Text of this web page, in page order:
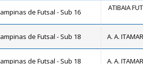
de Futsal - Sub 16 ATIBAIA
de Futsal - Sub 18 A. A.
de Futsal - Sub 18 A. A.